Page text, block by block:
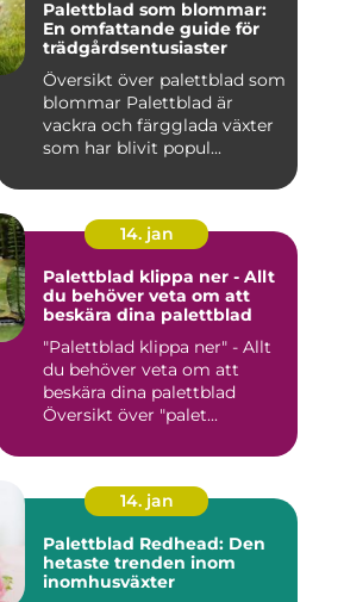
Palettblad som blommar:
En omfattande guide för
trädgårdsentusiaster
Översikt över palettblad som
blommar Palettblad är
vackra och färgglada växter
som har blivit popul...
14. jan
Palettblad klippa ner - Allt
du behöver veta om att
beskära dina palettblad
"Palettblad klippa ner" - Allt
du behöver veta om att
beskära dina palettblad
Översikt över "palet...
14. jan
Palettblad Redhead: Den
hetaste trenden inom
inomhusväxter